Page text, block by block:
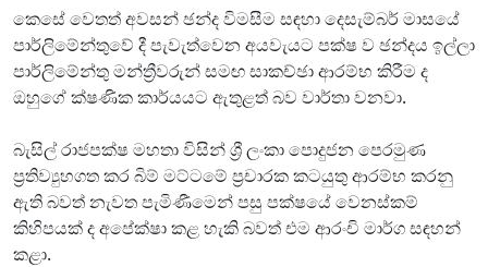
කෙසේ වෙතත් අවසන් ඡන්ද විමසීම සඳහා දෙසැම්බර් මාසයේ
පාර්ලිමේන්තුවේ දී පැවැත්වෙන අයවැයට පක්ෂ ව ඡන්දය ඉල්ලා
පාර්ලිමේන්තු මන්ත්‍රීවරුන් සමඟ සාකච්ඡා ආරම්භ කිරීම ද
ඔහුගේ ක්ෂණික කාර්යයට ඇතුළත් බව වාර්තා වනවා.
බැසිල් රාජපක්ෂ මහතා විසින් ශ්‍රී ලංකා පොදුජන පෙරමුණ
ප්‍රතිව්‍යුහගත කර බිම් මට්ටමේ ප්‍රචාරක කටයුතු ආරම්භ කරනු
ඇති බවත් නැවත පැමිණීමෙන් පසු පක්ෂයේ වෙනස්කම්
කිහිපයක් ද අපේක්ෂා කළ හැකි බවත් එම ආරංචි මාර්ග සඳහන්
කළා.